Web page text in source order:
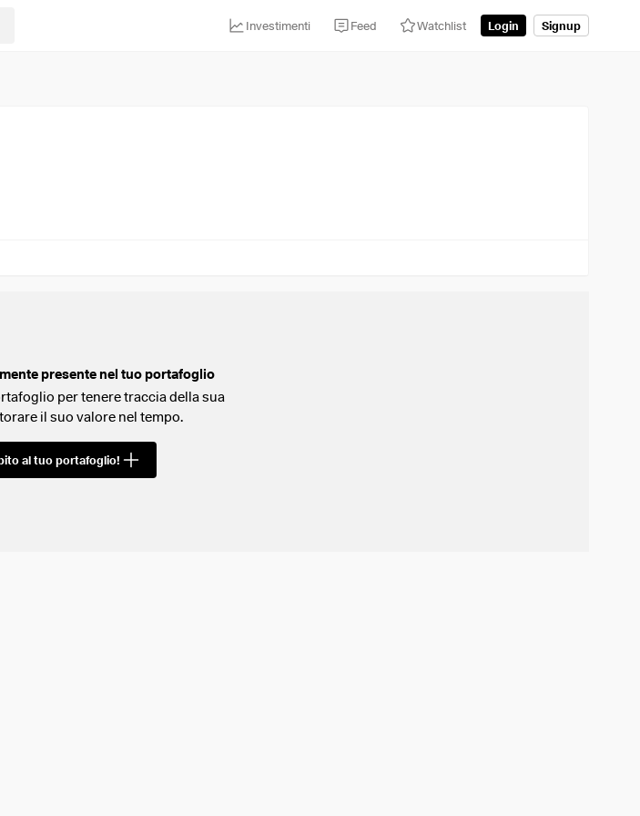
Investimenti Feed Watchlist Login Signup
presente nel tuo portafoglio
per tenere traccia della sua
il suo valore nel tempo.
al tuo portafoglio!